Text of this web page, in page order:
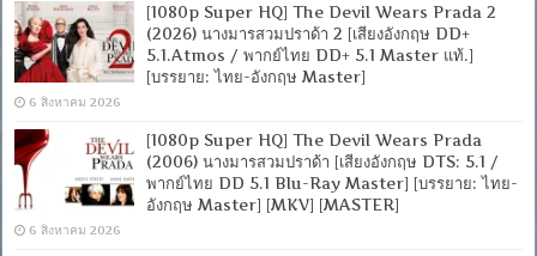
[1080p Super HQ] The Devil Wears Prada 2
(2026) นางมารสวมปราด้า 2 [เสียงอังกฤษ DD+
5.1.Atmos / พากย์ไทย DD+ 5.1 Master แท้.]
[บรรยาย: ไทย-อังกฤษ Master]
6 สิงหาคม 2026
[1080p Super HQ] The Devil Wears Prada
(2006) นางมารสวมปราด้า [เสียงอังกฤษ DTS: 5.1 /
พากย์ไทย DD 5.1 Blu-Ray Master] [บรรยาย: ไทย-
อังกฤษ Master] [MKV] [MASTER]
6 สิงหาคม 2026